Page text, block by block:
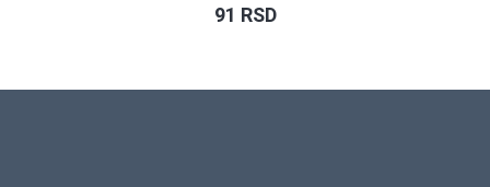
91 RSD